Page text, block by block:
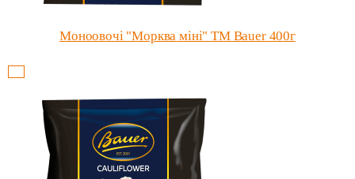
Моноовочі "Морква міні" ТМ Bauer 400г